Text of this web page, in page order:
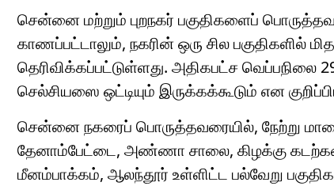
சென்னை மற்றும் புறநகர் பகுதிகளைப்
காணப்பட்டாலும், நகரின் ஒரு சில
தெரிவிக்கப்பட்டுள்ளது. அதிகபட்ச வெப்பநிலை 29
செல்சியஸை ஒட்டியும் இருக்கக்கூடும் என
சென்னை நகரைப் பொருத்தவரையில், நேற்று
தேனாம்பேட்டை, அண்ணா சாலை, கிழக்கு
மீனம்பாக்கம், ஆலந்தூர் உள்ளிட்ட பல்வேறு